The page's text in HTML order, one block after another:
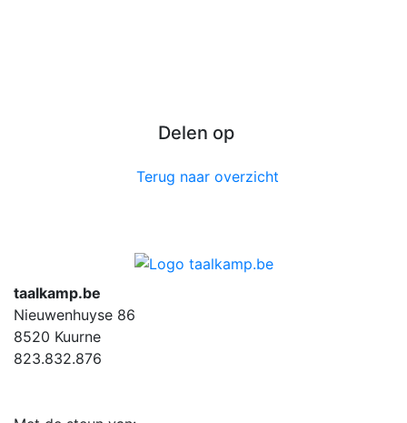
Delen op
Terug naar overzicht
taalkamp.be
Nieuwenhuyse 86
8520 Kuurne
823.832.876